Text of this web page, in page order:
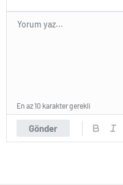
Gönder
En az 10 karakter gerekli